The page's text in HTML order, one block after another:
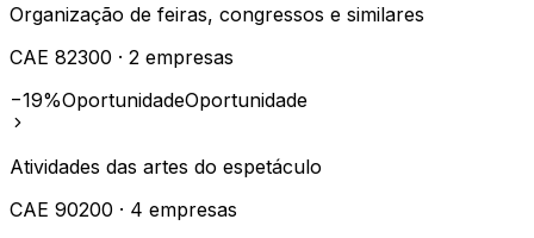
Organização de feiras, congressos e similares
CAE 82300 · 2 empresas
−19%OportunidadeOportunidade
Atividades das artes do espetáculo
CAE 90200 · 4 empresas